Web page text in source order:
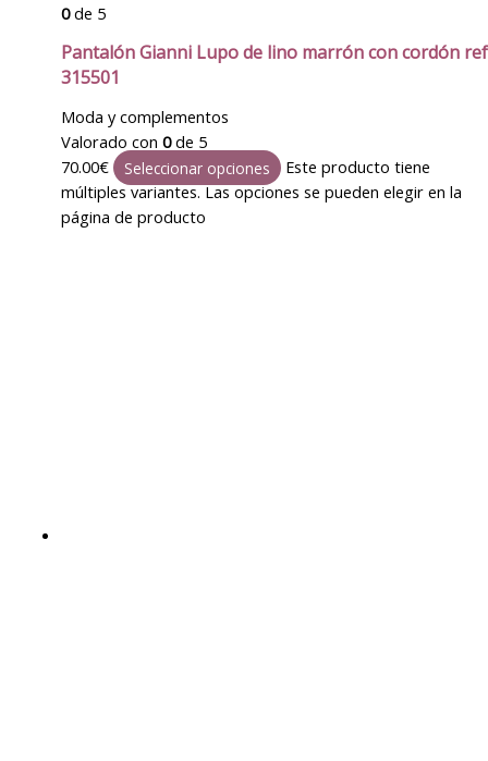
0de 5
Pantalón Gianni Lupo de lino marrón con cordón ref
315501
Moda y complementos
Valorado con 0de 5
70.00€ Seleccionar opciones
Este producto tiene
múltiples variantes. Las opciones se pueden elegir en la
página de producto